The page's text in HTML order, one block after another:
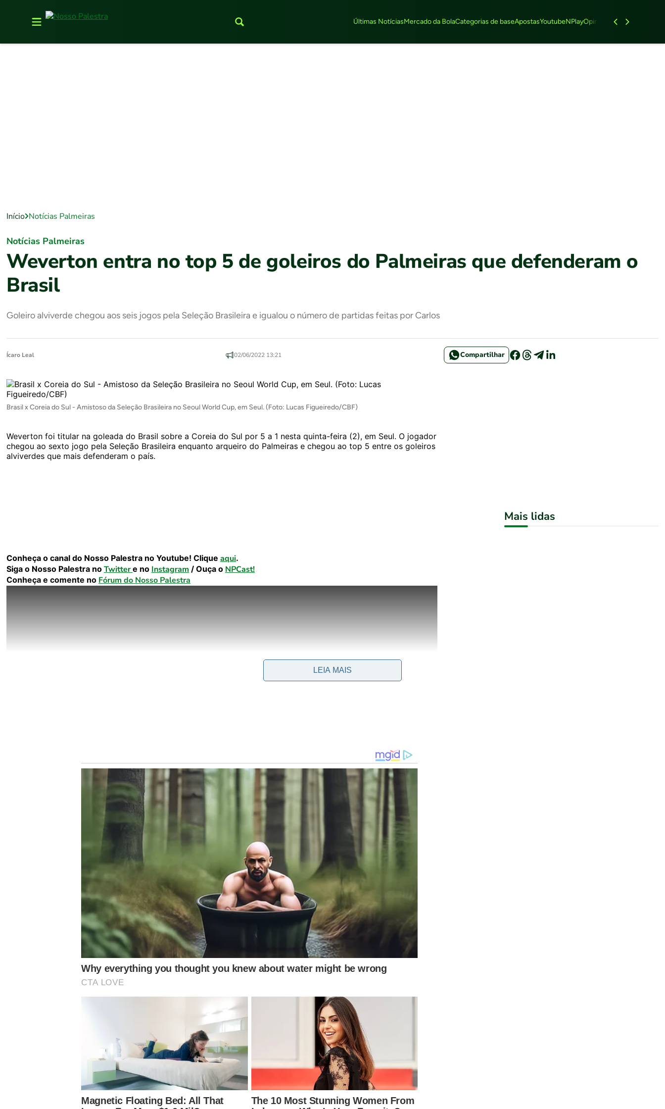
Últimas NotíciasMercado da BolaCategorias de baseApostasYoutubeNPlayOpinião Feminino
Início Notícias Palmeiras
Notícias Palmeiras
Weverton entra no top 5 de goleiros do Palmeiras que defenderam o
Brasil
Goleiro alviverde chegou aos seis jogos pela Seleção Brasileira e igualou o número de partidas feitas por Carlos
Ícaro Leal 02/06/2022 13:21 Compartilhar
Brasil x Coreia do Sul - Amistoso da Seleção Brasileira no Seoul World Cup, em Seul. (Foto: Lucas Figueiredo/CBF)
Weverton foi titular na goleada do Brasil sobre a Coreia do Sul por 5 a 1 nesta quinta-feira (2), em Seul. O jogador
chegou ao sexto jogo pela Seleção Brasileira enquanto arqueiro do Palmeiras e chegou ao top 5 entre os goleiros
alviverdes que mais defenderam o país.
Conheça o canal do Nosso Palestra no Youtube! Clique aqui.
Siga o Nosso Palestra no Twittere no Instagram / Ouça o NPCast!
Conheça e comente no Fórum do Nosso Palestra
A lista arqueiros palestrinos com mais jogos pelo Brasil é liderada por Emerson Leão, que soma 83 jogos, em
seguida temos Marcos, com 29, Oberdan Cattani (9) e Jurandyr (7). Weverton agora tem o mesmo número de
partidas que Carlos, goleiro alviverde em 1992.
Todas as vezes que Weverton foi chamado para a Seleção Brasileira foram sob o comando de Tite. Na conta do
jogador, ele ainda soma dois amistosos da época em que defendia o Athletico Paranaense em 2017. Além de ser o
goleiro da conquista olímpica nos Jogos Olímpicos Rio 2016.
O jogador alviverde segue como um dos desfalques do Verdão para o duelo contra o Atlético Mineiro, às 16 horas
(de Brasília), pelo Campeonato Brasileiro, no dia 5 de junho.
Notícias Relacionadas
Confira os jogos em que Weverton atuou pelo Brasil enquanto jogador do Palmeiras:
09/10/2020 – Brasil 5 x 0 Bolívia – Amistoso em São Paulo, Brasil
13/10/2020 – Peru 2 x 4 Brasil – Eliminatória em Lima, Peru
23/06/2021 – Brasil 2 x 1 Colômbia – Copa América, Rio de Janeiro, Brasil
02/09/2021 – Chile 0 x 1 Brasil – Eliminatórias em Santiago, Chile
09/09/2021 – Brasil 2 x 0 Peru – Eliminatórias em Recife, Brasil
Mais lidas
LEIA MAIS